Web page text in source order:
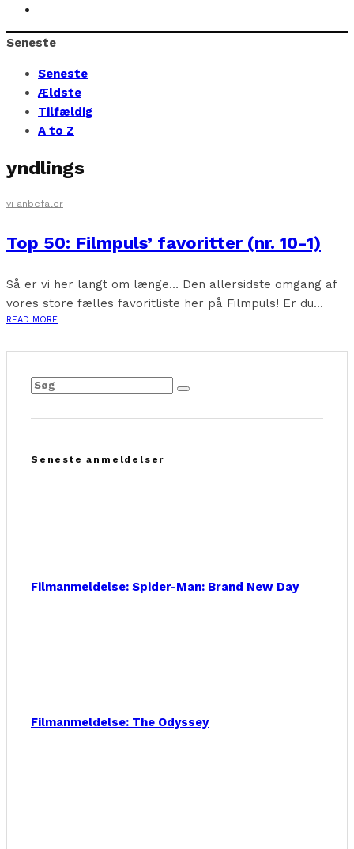
Seneste
Seneste
Ældste
Tilfældig
A to Z
yndlings
vi anbefaler
Top 50: Filmpuls’ favoritter (nr. 10-1)
Så er vi her langt om længe… Den allersidste omgang af
vores store fælles favoritliste her på Filmpuls! Er du...
READ MORE
Seneste anmeldelser
Filmanmeldelse: Spider-Man: Brand New Day
Filmanmeldelse: The Odyssey